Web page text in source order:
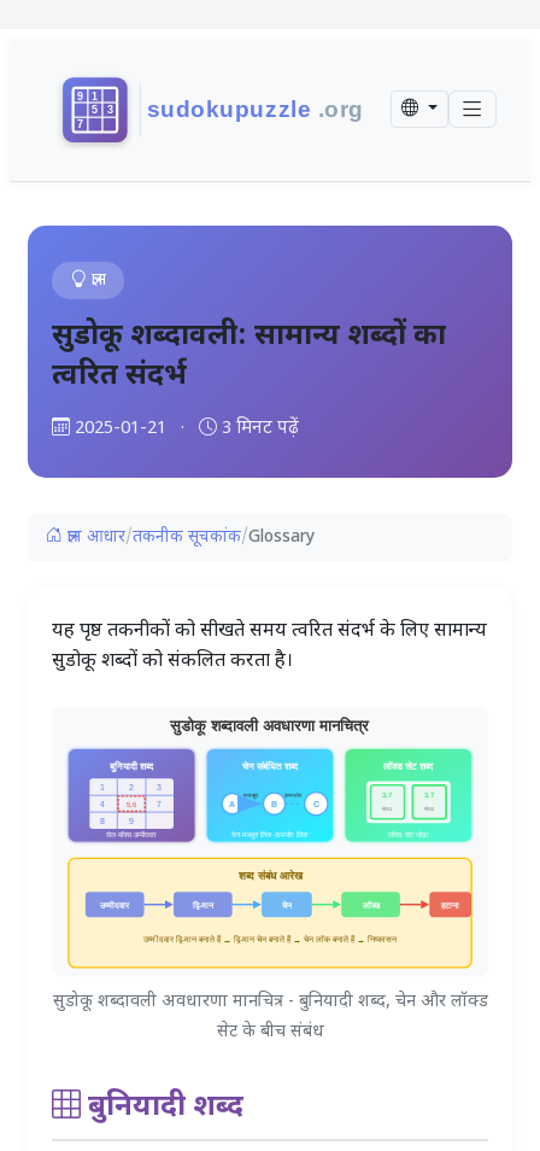
ज्ञान
सुडोकू शब्दावली: सामान्य शब्दों का
त्वरित संदर्भ
2025-01-21 · 3 मिनट पढ़ें
ज्ञान आधार/तकनीक सूचकांक/Glossary
यह पृष्ठ तकनीकों को सीखते समय त्वरित संदर्भ के लिए सामान्य
सुडोकू शब्दों को संकलित करता है।
सुडोकू शब्दावली अवधारणा मानचित्र - बुनियादी शब्द, चेन और लॉक्ड
सेट के बीच संबंध
बुनियादी शब्द